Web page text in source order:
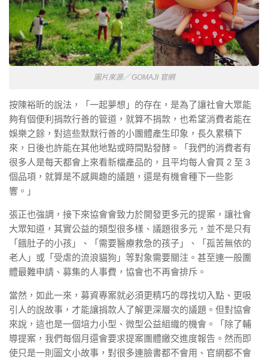
圖片來源／ GOMAJI 官網
按陳裕昕的說法，「一起夢想」的存在，是為了讓社會大眾能
夠有個便利捐款行善的管道，就算不捐款，也希望消費者能在
娛樂之餘，對這些默默行善的小團體產生印象，長久累積下
來，日後也許能在其他地點或時間點發酵。「我們的消費者有
很多人是每天都會上來看新檔產品的，且平均每人會買 2 至 3
個品項，就算是不感興趣的議題，還是有機會種下一些影
響。」
張正也強調，接下來協會會致力於開發更多元的提案，讓社會
大眾知道，其實公益的類型很多樣、議題很多元，並不是只有
「餓肚子的小孩」、「需要醫療救急的孩子」、「孤苦無依的
老人」或「受虐的流浪貓狗」等對象需要關注。甚至連一般團
體最難申請、募集的人事費，協會也不再會排斥。
當然，如此一來，募資專案就必須更精巧的尋找切入點、更吸
引人的說故事，才能讓捐款人了解更深層次的議題。但對協會
來說，這也是一個培力小型、微型公益組織的機會。「除了輔
導提案，我們每個月還會要求提案團體繳交進度報告。然而即
使只是一則圖文小故事，對很多連臉書都不會用、官網都不會